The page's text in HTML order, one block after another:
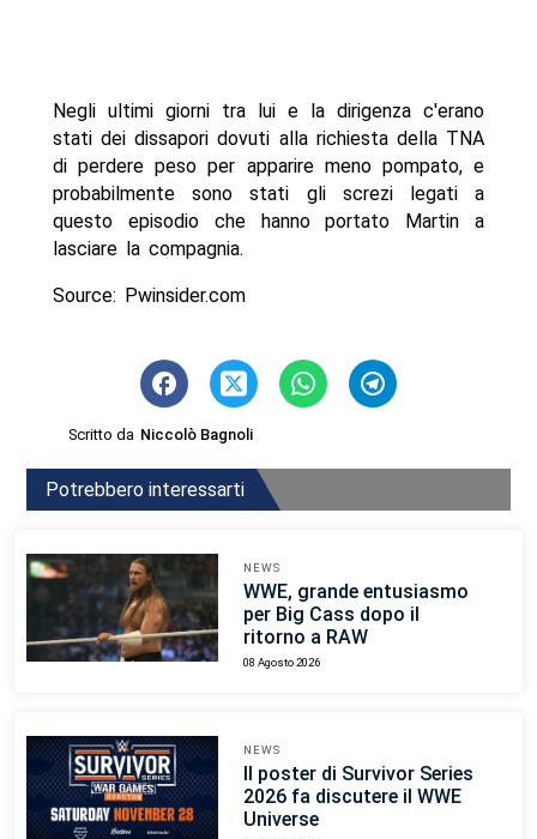
Negli ultimi giorni tra lui e la dirigenza c'erano
stati dei dissapori dovuti alla richiesta della TNA
di perdere peso per apparire meno pompato, e
probabilmente sono stati gli screzi legati a
questo episodio che hanno portato Martin a
lasciare la compagnia.
Source: Pwinsider.com
Scritto da Niccolò Bagnoli
Potrebbero interessarti
NEWS
WWE, grande entusiasmo
per Big Cass dopo il
ritorno a RAW
08 Agosto 2026
NEWS
Il poster di Survivor Series
2026 fa discutere il WWE
Universe